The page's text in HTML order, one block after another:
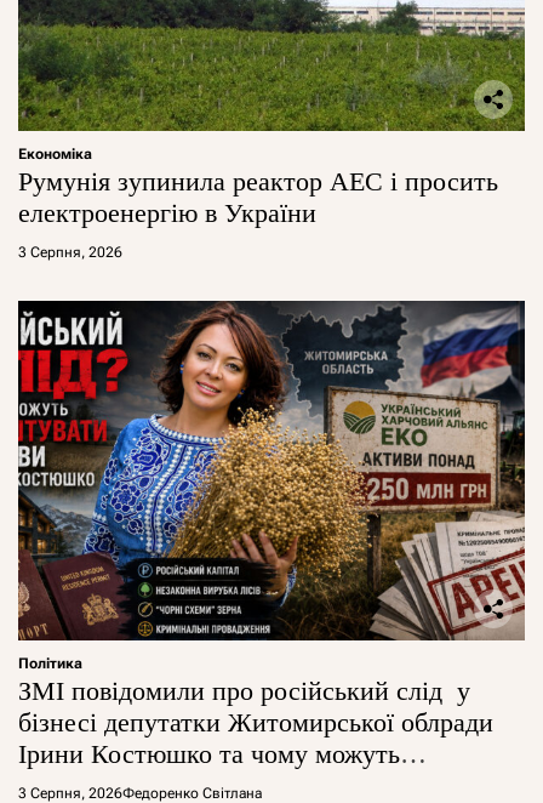
Економіка
Румунія зупинила реактор АЕС і просить
електроенергію в України
3 Серпня, 2026
Політика
ЗМІ повідомили про російський слід у
бізнесі депутатки Житомирської облради
Ірини Костюшко та чому можуть
арештувати її активи
3 Серпня, 2026Федоренко Світлана